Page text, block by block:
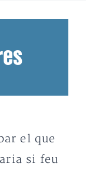
el que
si feu